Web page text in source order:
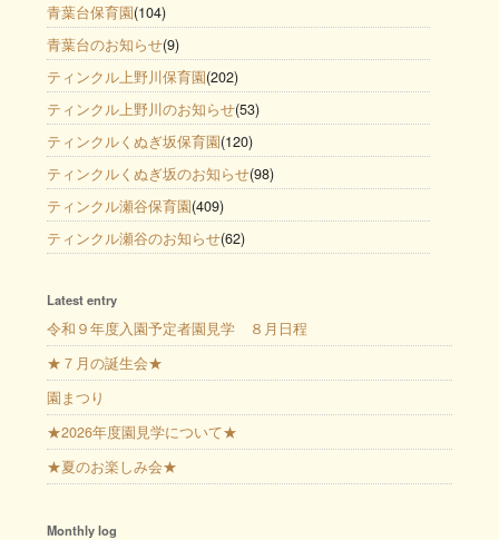
青葉台保育園(104)
青葉台のお知らせ(9)
ティンクル上野川保育園(202)
ティンクル上野川のお知らせ(53)
ティンクルくぬぎ坂保育園(120)
ティンクルくぬぎ坂のお知らせ(98)
ティンクル瀬谷保育園(409)
ティンクル瀬谷のお知らせ(62)
Latest entry
令和９年度入園予定者園見学 ８月日程
★７月の誕生会★
園まつり
★2026年度園見学について★
★夏のお楽しみ会★
Monthly log